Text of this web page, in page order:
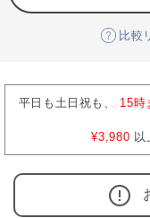
比較
平日も土日祝も、 15時
¥3,980 以